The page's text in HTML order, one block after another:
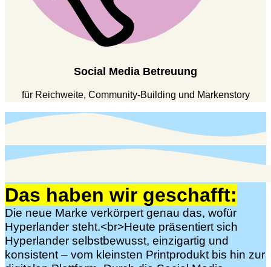
Social Media Betreuung
für Reichweite, Community-Building und Markenstory
Das haben wir geschafft:
Die neue Marke verkörpert genau das, wofür
Hyperlander steht.<br>Heute präsentiert sich
Hyperlander selbstbewusst, einzigartig und
konsistent – vom kleinsten Printprodukt bis hin zur